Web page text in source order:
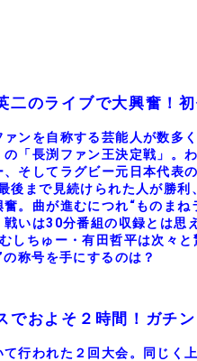
二のライブで大興奮！
ンを自称する芸能人が数多
の「長渕ファン王決定戦」。
そしてラグビー元日本代表
後まで見続けられた人が勝
。曲が進むにつれ“ものま
いは30分番組の収録とは思
しちゅー・有田哲平は次々
称号を手にするのは？
でおよそ２時間！ガチ
行われた２回大会。同じく